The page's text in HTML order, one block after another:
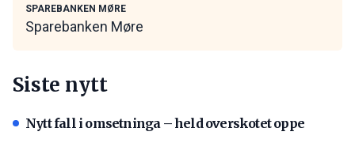
SPAREBANKEN MØRE
Sparebanken Møre
Siste nytt
Nytt fall i omsetninga – held overskotet oppe